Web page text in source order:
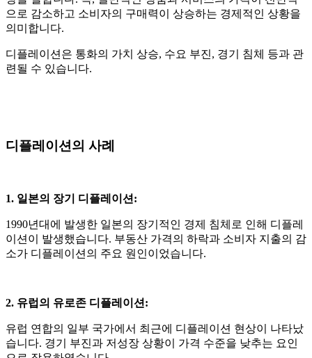
으로 감소하고 소비자의 구매력이 상승하는 경제적인 상황을
의미합니다.
디플레이션은 통화의 가치 상승, 수요 부진, 경기 침체 등과 관
련될 수 있습니다.
디플레이션의 사례
1. 일본의 장기 디플레이션 :
1990년대에 발생한 일본의 장기적인 경제 침체로 인해 디플레
이션이 발생했습니다. 부동산 가격의 하락과 소비자 지출의 감
소가 디플레이션의 주요 원인이었습니다.
2. 유럽의 유로존 디플레이션 :
유럽 연합의 일부 국가에서 최근에 디플레이션 현상이 나타났
습니다. 경기 부진과 저성장 상황이 가격 수준을 낮추는 요인